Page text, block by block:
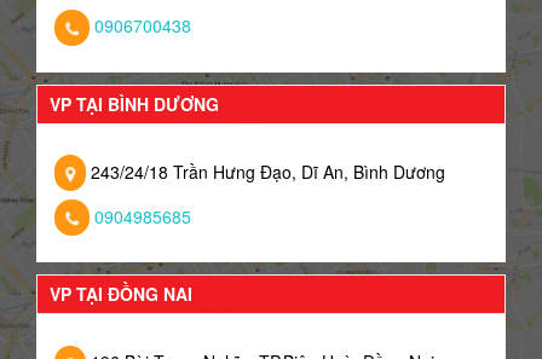
0906700438
VP TẠI BÌNH DƯƠNG
243/24/18 Trần Hưng Đạo, Dĩ An, Bình Dương
0904985685
VP TẠI ĐỒNG NAI